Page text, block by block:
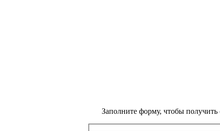
Заполните форму, чтобы получить